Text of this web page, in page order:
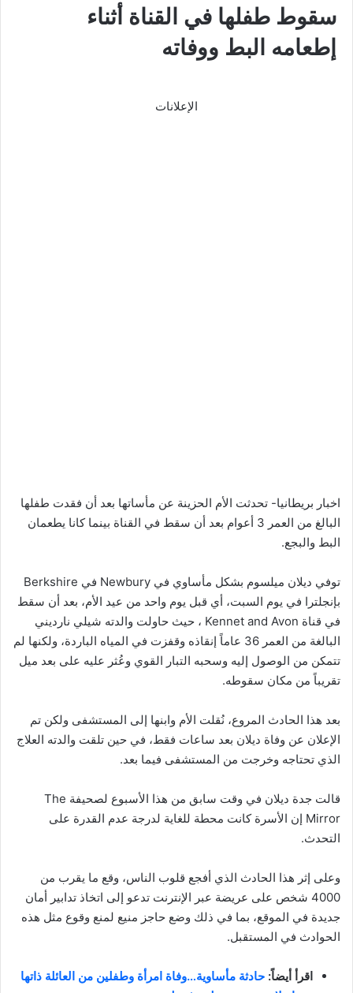
سقوط طفلها في القناة أثناء
إطعامه البط ووفاته
الإعلانات
اخبار بريطانيا- تحدثت الأم الحزينة عن مأساتها بعد أن فقدت طفلها
البالغ من العمر 3 أعوام بعد أن سقط في القناة بينما كانا يطعمان
البط والبجع.
توفي ديلان ميلسوم بشكل مأساوي في Newbury في Berkshire
بإنجلترا في يوم السبت، أي قبل يوم واحد من عيد الأم، بعد أن سقط
في قناة Kennet and Avon ، حيث حاولت والدته شيلي نارديني
البالغة من العمر 36 عاماً إنقاذه وقفزت في المياه الباردة، ولكنها لم
تتمكن من الوصول إليه وسحبه التبار القوي وعُثر عليه على بعد ميل
تقريباً من مكان سقوطه.
بعد هذا الحادث المروع، نُقلت الأم وابنها إلى المستشفى ولكن تم
الإعلان عن وفاة ديلان بعد ساعات فقط، في حين تلقت والدته العلاج
الذي تحتاجه وخرجت من المستشفى فيما بعد.
قالت جدة ديلان في وقت سابق من هذا الأسبوع لصحيفة The
Mirror إن الأسرة كانت محطة للغاية لدرجة عدم القدرة على
التحدث.
وعلى إثر هذا الحادث الذي أفجع قلوب الناس، وقع ما يقرب من
4000 شخص على عريضة عبر الإنترنت تدعو إلى اتخاذ تدابير أمان
جديدة في الموقع، بما في ذلك وضع حاجز منيع لمنع وقوع مثل هذه
الحوادث في المستقبل.
اقرأ أيضاً: حادثة مأساوية…وفاة امرأة وطفلين من العائلة ذاتها